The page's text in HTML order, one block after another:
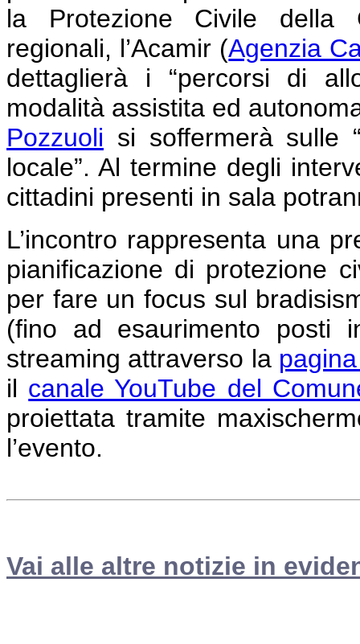
la Protezione Civile della
regionali, l’Acamir (Agenzia
dettaglierà i “percorsi di
modalità assistita ed
Pozzuoli si soffermerà sulle
locale”. Al termine degli
cittadini presenti in sala
L’incontro rappresenta una
pianificazione di protezione
per fare un focus sul
(fino ad esaurimento posti
streaming attraverso la
il canale YouTube del
proiettata tramite
l’evento.
Vai alle altre notizie in